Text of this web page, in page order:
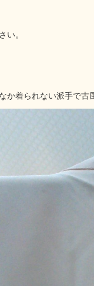
い。
か着られない派手で古